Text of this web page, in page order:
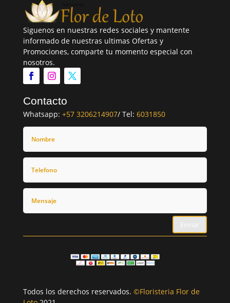
Siguenos en nuestras redes sociales y mantente
informado de nuestras ultimas Ofertas y
Promociones, comparte tu momento especial con
nosotros.
Contacto
Whatsapp: +57 3206214907/ Tel: 6031850
Enviar
Todos los derechos reservados. ©Floristeria Flor de